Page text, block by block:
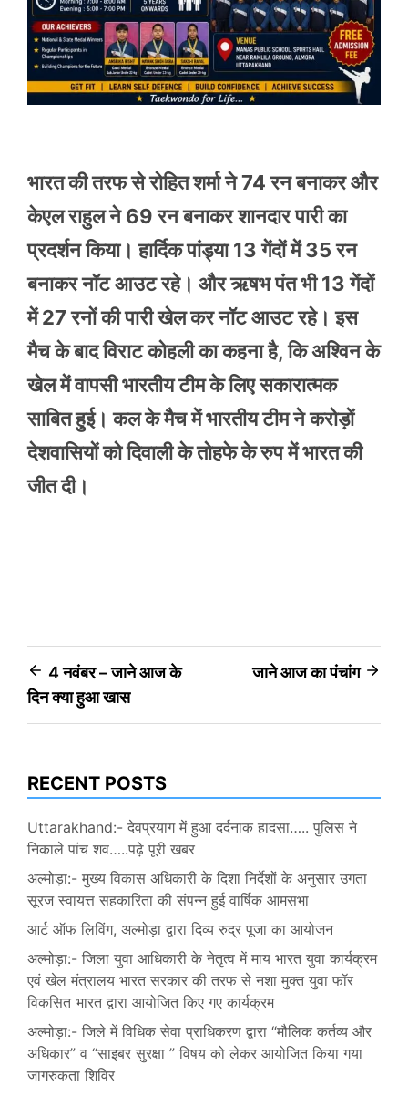
भारत की तरफ से रोहित शर्मा ने 74 रन बनाकर और
केएल राहुल ने 69 रन बनाकर शानदार पारी का
प्रदर्शन किया। हार्दिक पांड्या 13 गेंदों में 35 रन
बनाकर नॉट आउट रहे। और ऋषभ पंत भी 13 गेंदों
में 27 रनों की पारी खेल कर नॉट आउट रहे। इस
मैच के बाद विराट कोहली का कहना है, कि अश्विन के
खेल में वापसी भारतीय टीम के लिए सकारात्मक
साबित हुई। कल के मैच में भारतीय टीम ने करोड़ों
देशवासियों को दिवाली के तोहफे के रुप में भारत की
जीत दी।
Post
navigation
4 नवंबर – जाने आज के
दिन क्या हुआ खास
जाने आज का पंचांग
RECENT POSTS
Uttarakhand:- देवप्रयाग में हुआ दर्दनाक हादसा….. पुलिस ने
निकाले पांच शव…..पढ़े पूरी खबर
अल्मोड़ा:- मुख्य विकास अधिकारी के दिशा निर्देशों के अनुसार उगता
सूरज स्वायत्त सहकारिता की संपन्न हुई वार्षिक आमसभा
आर्ट ऑफ लिविंग, अल्मोड़ा द्वारा दिव्य रुद्र पूजा का आयोजन
अल्मोड़ा:- जिला युवा आधिकारी के नेतृत्व में माय भारत युवा कार्यक्रम
एवं खेल मंत्रालय भारत सरकार की तरफ से नशा मुक्त युवा फॉर
विकसित भारत द्वारा आयोजित किए गए कार्यक्रम
अल्मोड़ा:- जिले में विधिक सेवा प्राधिकरण द्वारा “मौलिक कर्तव्य और
अधिकार” व “साइबर सुरक्षा ” विषय को लेकर आयोजित किया गया
जागरुकता शिविर